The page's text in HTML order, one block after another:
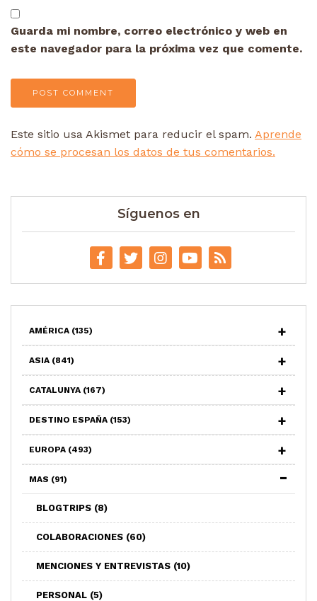
Guarda mi nombre, correo electrónico y web en
este navegador para la próxima vez que comente.
Este sitio usa Akismet para reducir el spam. Aprende
cómo se procesan los datos de tus comentarios.
Síguenos en
AMÉRICA (135)
ASIA (841)
CATALUNYA (167)
DESTINO ESPAÑA (153)
EUROPA (493)
MAS (91)
BLOGTRIPS (8)
COLABORACIONES (60)
MENCIONES Y ENTREVISTAS (10)
PERSONAL (5)